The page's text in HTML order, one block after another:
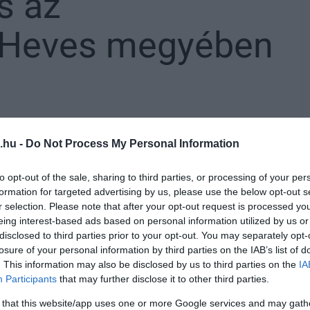
- Do Not Process My Personal Information
opt-out of the sale, sharing to third parties, or processing of your
for targeted advertising by us, please use the below opt-out
selection. Please note that after your opt-out request is processed
interest-based ads based on personal information utilized by us
to third parties prior to your opt-out. You may separately
of your personal information by third parties on the IAB’s list of
This information may also be disclosed by us to third parties on the
Participants that may further disclose it to other third parties.
that this website/app uses one or more Google services and may
megyében
Megyei Főügyészség is reagálta
. A Főügyészség portálunkhoz eljuttatott
félfogadás valamennyi
a Heves Megyei Főügyészségen, az
Ügyészségen, a Hatvani Járási
és a Hevesi Járási Ügyészségen